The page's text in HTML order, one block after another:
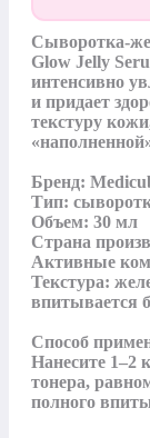
Сыворотка-
Glow Jelly
интенсивно
и придает
текстуру
Бренд:
Тип:
Объем: 30 мл
Страна
Активные
Текстура:
впитывается
Способ
Нанесите 1–2
тонера,
полного